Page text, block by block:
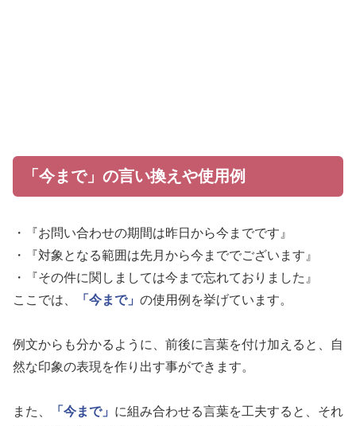
「今まで」の言い換えや使用例
・『お問い合わせの期間は昨日から今までです』
・『対象となる範囲は先月から今まででございます』
・『その件に関しましては今まで忘れておりました』
ここでは、
「今まで」 の使用例を挙げています。
例文からも分かるように、前後に言葉を付け加えると、自
然な印象の表現を作り出す事ができます。
また、 「今まで」 に組み合わせる言葉を工夫すると、それ